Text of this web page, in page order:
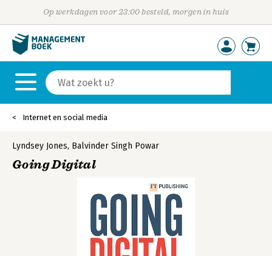
Op werkdagen voor 23:00 besteld, morgen in huis
Internet en social media
Lyndsey Jones, Balvinder Singh Powar
Going Digital